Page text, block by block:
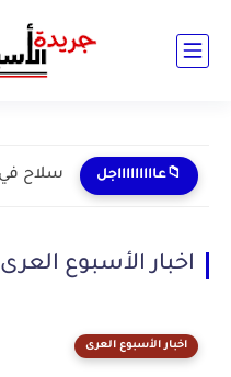
📁عاااااااااجل
اخبار الأسبوع العرى
اخبار الأسبوع العرى